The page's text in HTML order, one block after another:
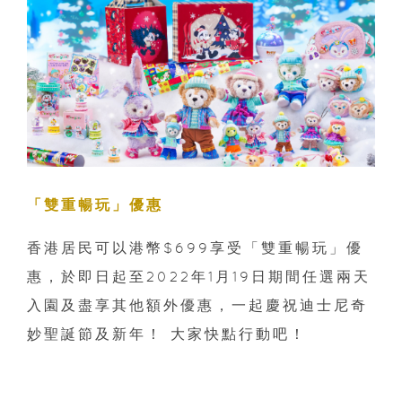
「雙重暢玩」優惠
香港居民可以港幣$699享受「雙重暢玩」優
惠，於即日起至2022年1月19日期間任選兩天
入園及盡享其他額外優惠，一起慶祝迪士尼奇
妙聖誕節及新年！ 大家快點行動吧！